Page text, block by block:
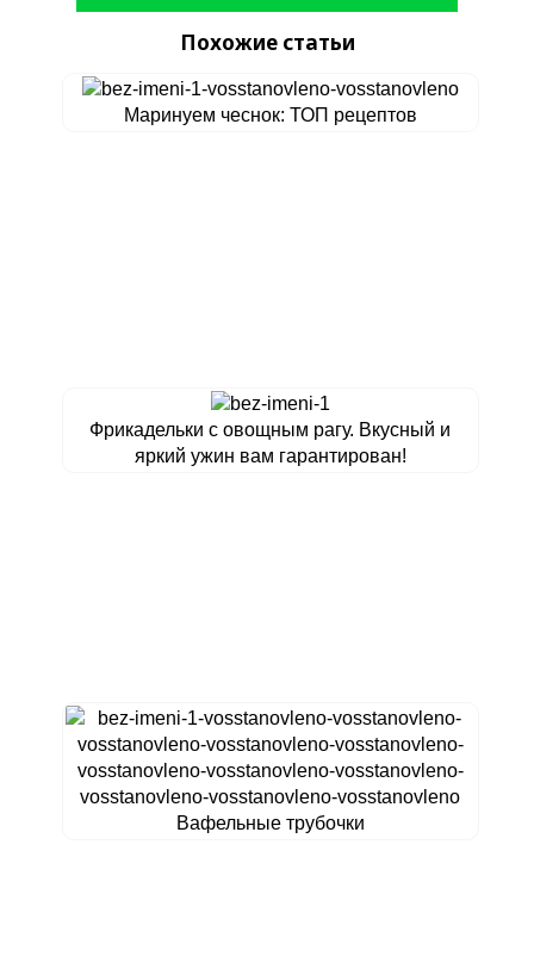
Похожие статьи
Маринуем чеснок: ТОП рецептов
Фрикадельки с овощным рагу. Вкусный и
яркий ужин вам гарантирован!
Вафельные трубочки